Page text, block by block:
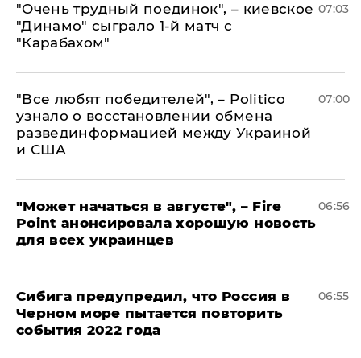
"Очень трудный поединок", – киевское
"Динамо" сыграло 1-й матч с
"Карабахом"
07:03
​"Все любят победителей", – Politico
узнало о восстановлении обмена
развединформацией между Украиной
и США
07:00
"Может начаться в августе", – Fire
Point анонсировала хорошую новость
для всех украинцев
06:56
Сибига предупредил, что Россия в
Черном море пытается повторить
события 2022 года
06:55